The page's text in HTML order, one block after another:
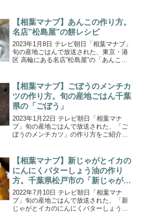
だきました。こちらでは、相葉くんお手
製の”おかえし...
【相葉マナブ】あんこの作り方。
名店”松島屋”の餅レシピ
2023年1月8日 テレビ朝日「相葉マナブ」
旬の産地ごはんで放送された、東京・港
区 高輪にある名店”松島屋”の「あんこ
る、お米の白さとコシの強さが特徴の“ヒ
メノモチ”と...
【相葉マナブ】ごぼうのメンチカ
ツの作り方。旬の産地ごはん千葉
県の「ごぼう」
2023年1月22日 テレビ朝日「相葉マナ
ブ」旬の産地ごはんで放送された、「ご
ぼうのメンチカツ」の作り方をご紹介し
かく、香り豊かな“柳川理想”という品種の
ごぼうをゲスト...
【相葉マナブ】新じゃがとイカの
にんにくバターしょう油の作り
方。千葉県松戸市の「新じゃがい
も」
2022年7月10日 テレビ朝日「相葉マナ
ブ」旬の産地ごはんで放送された、「新
じゃがとイカのにんにくバターしょう